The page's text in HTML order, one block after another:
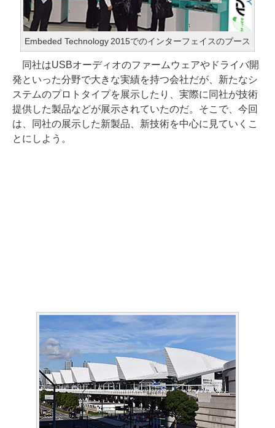
Embeded Technology 2015でのインターフェイスのブース
同社はUSBオーディオのファームウェアやドライバ開
発といった分野で大きな実績を持つ会社だが、新たなシ
ステムのプロトタイプを展示したり、実際に同社が技術
提供した製品などが展示されていたのだ。そこで、今回
は、同社の展示した新製品、新技術を中心に見ていくこ
とにしよう。